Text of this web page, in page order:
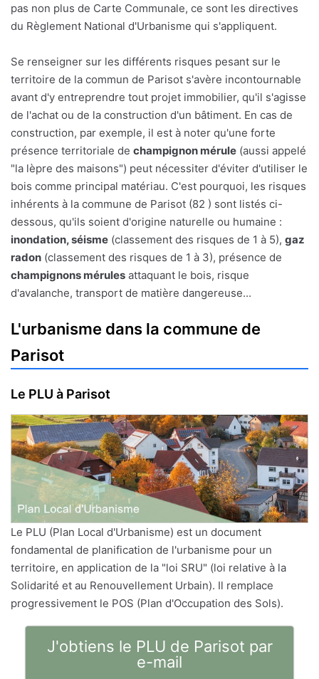
pas non plus de Carte Communale, ce sont les directives
du Règlement National d'Urbanisme qui s'appliquent.
Se renseigner sur les différents risques pesant sur le
territoire de la commun de Parisot s'avère incontournable
avant d'y entreprendre tout projet immobilier, qu'il s'agisse
de l'achat ou de la construction d'un bâtiment. En cas de
construction, par exemple, il est à noter qu'une forte
présence territoriale de champignon mérule (aussi appelé
"la lèpre des maisons") peut nécessiter d'éviter d'utiliser le
bois comme principal matériau. C'est pourquoi, les risques
inhérents à la commune de Parisot (82 ) sont listés ci-
dessous, qu'ils soient d'origine naturelle ou humaine :
inondation, séisme (classement des risques de 1 à 5), gaz
radon (classement des risques de 1 à 3), présence de
champignons mérules attaquant le bois, risque
d'avalanche, transport de matière dangereuse...
L'urbanisme dans la commune de
Parisot
Le PLU à Parisot
Le PLU (Plan Local d'Urbanisme) est un document
fondamental de planification de l'urbanisme pour un
territoire, en application de la "loi SRU" (loi relative à la
Solidarité et au Renouvellement Urbain). Il remplace
progressivement le POS (Plan d'Occupation des Sols).
J'obtiens le PLU de Parisot par
e-mail